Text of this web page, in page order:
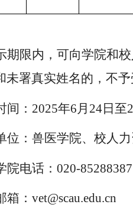
期限内，可向学院和
未署真实姓名的，不予
间： 2025年6月24日至
位：兽医学院、校人
院电话：020-85288387
箱：vet@scau.edu.cn